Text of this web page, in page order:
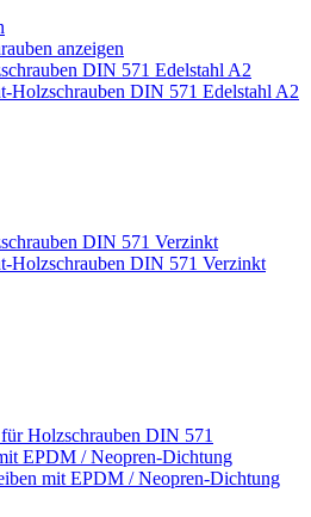
anzeigen
DIN 571 Edelstahl A2
Holzschrauben DIN 571 Edelstahl A2
DIN 571 Verzinkt
Holzschrauben DIN 571 Verzinkt
Holzschrauben DIN 571
EPDM / Neopren-Dichtung
mit EPDM / Neopren-Dichtung